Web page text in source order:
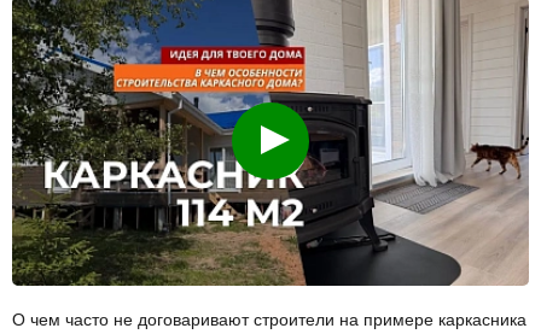
Смотреть
О чем часто не договаривают строители на примере каркасника